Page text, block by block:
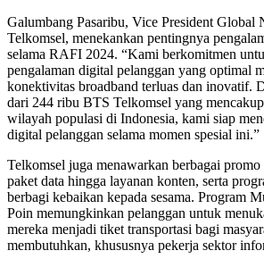
Galumbang Pasaribu, Vice President Global
Telkomsel, menekankan pentingnya
selama RAFI 2024. “Kami berkomitmen
pengalaman digital pelanggan yang optimal
konektivitas broadband terluas dan inovatif.
dari 244 ribu BTS Telkomsel yang
wilayah populasi di Indonesia, kami siap
digital pelanggan selama momen spesial ini.”
Telkomsel juga menawarkan berbagai
paket data hingga layanan konten, serta
berbagi kebaikan kepada sesama. Program
Poin memungkinkan pelanggan untuk
mereka menjadi tiket transportasi bagi
membutuhkan, khususnya pekerja sektor